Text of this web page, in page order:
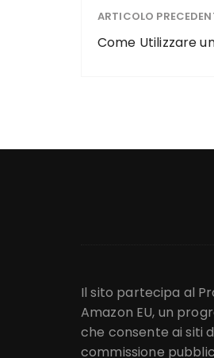
ARTICOLO
Come Utilizzare
Il sito partecipa al
Amazon EU, un
che consente ai siti
commissione